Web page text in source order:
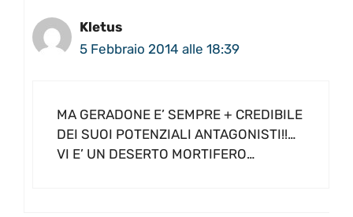
Kletus
5 Febbraio 2014 alle 18:39
MA GERADONE E’ SEMPRE + CREDIBILE
DEI SUOI POTENZIALI ANTAGONISTI!!…
VI E’ UN DESERTO MORTIFERO…